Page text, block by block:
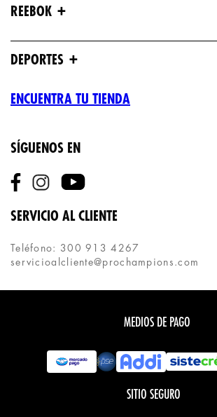
REEBOK +
DEPORTES +
ENCUENTRA TU TIENDA
SÍGUENOS EN
SERVICIO AL CLIENTE
Teléfono: 300 913 4267
servicioalcliente@prochampions.com
MEDIOS DE PAGO
SITIO SEGURO